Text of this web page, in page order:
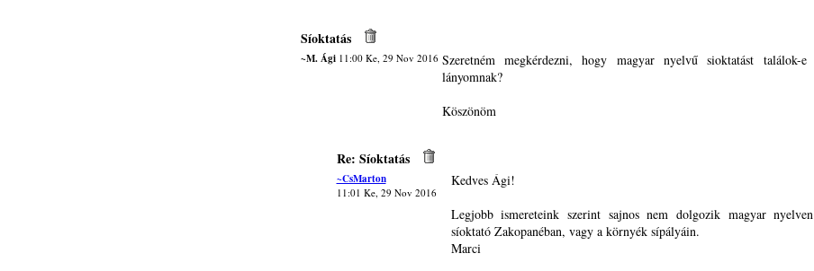
Síoktatás
~M. Ági11:00 Ke, 29 Nov 2016 Szeretném megkérdezni, hogy magyar nyelvű sioktatást találok-
lányomnak?
Köszönöm
Re: Síoktatás
~CsMarton
11:01 Ke, 29 Nov 2016
Kedves Ági!
Legjobb ismereteink szerint sajnos nem dolgozik magyar
síoktató Zakopanéban, vagy a környék sípályáin.
Marci